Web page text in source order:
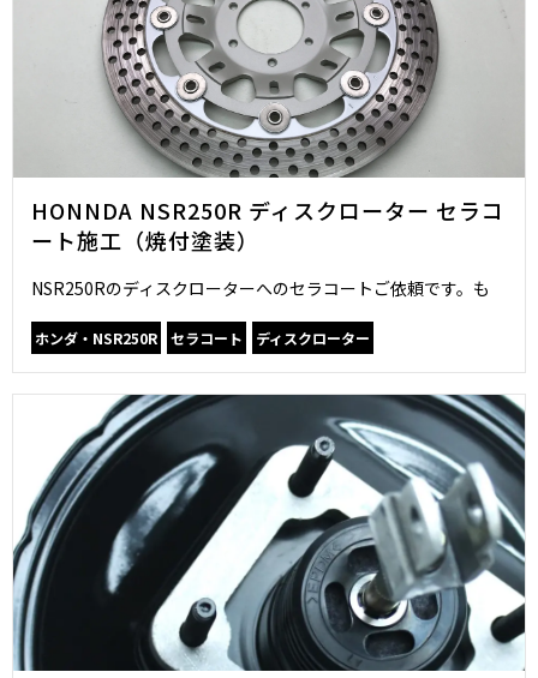
HONNDA NSR250R ディスクローター セラコ
ート施工（焼付塗装）
NSR250Rのディスクローターへのセラコートご依頼です。も
ホンダ・NSR250R セラコート ディスクローター